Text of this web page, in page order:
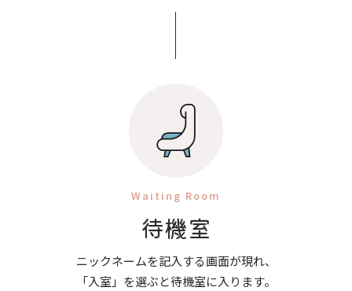
Waiting Room
待機室
ニックネームを記入する画面が現れ、
「入室」を選ぶと待機室に入ります。